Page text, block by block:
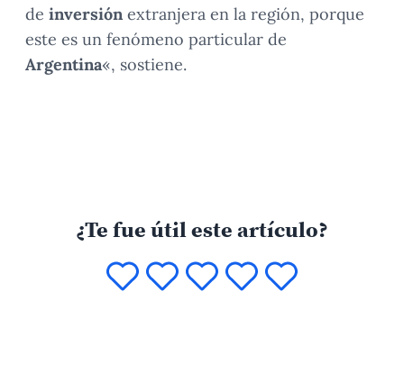
de inversión extranjera en la región, porque
este es un fenómeno particular de
Argentina«, sostiene.
¿Te fue útil este artículo?